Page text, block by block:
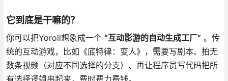
它到底是干嘛的？
你可以把Yoroll想象成一个 “互动影游的自动生成工厂” 。传
统的互动游戏，比如《底特律：变人》，需要写剧本、拍无
数条视频（对应不同选择的分支）、再让程序员写代码把所
有选择逻辑串起来，费时费力费钱。